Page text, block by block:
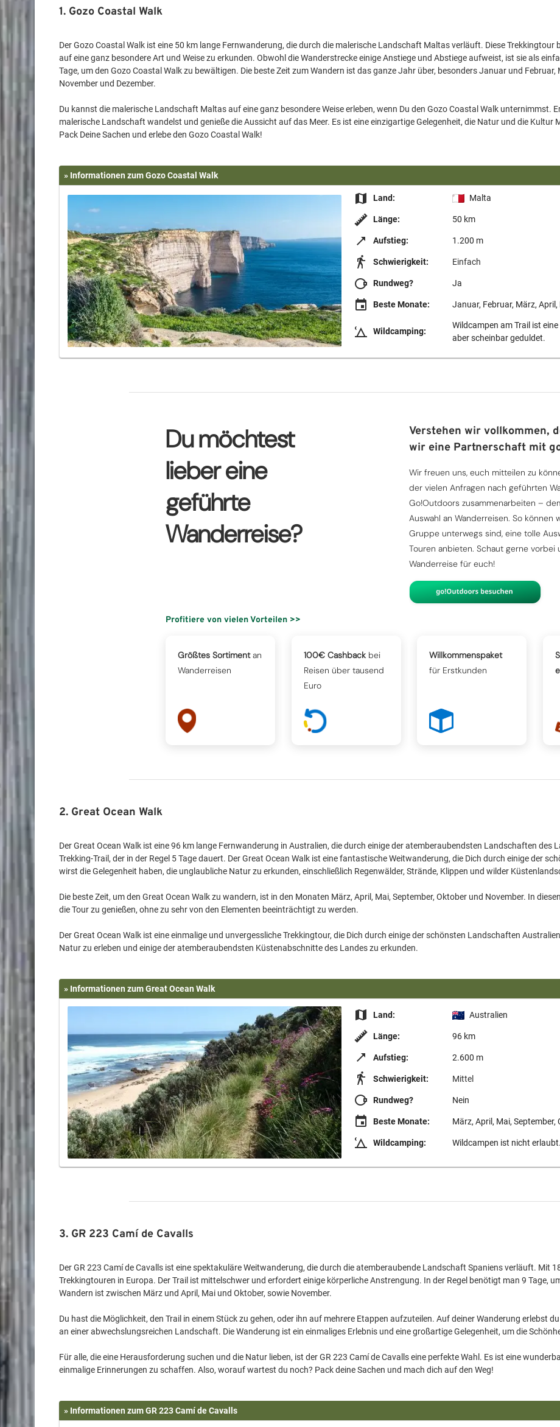
1. Gozo Coastal Walk
Der Gozo Coastal Walk ist eine 50 km lange Fernwanderung, die durch die malerische Landschaft Maltas verläuft. Diese Trekkingtour
auf eine ganz besondere Art und Weise zu erkunden. Obwohl die Wanderstrecke einige Anstiege und Abstiege aufweist, ist sie als
Tage, um den Gozo Coastal Walk zu bewältigen. Die beste Zeit zum Wandern ist das ganze Jahr über, besonders Januar und
November und Dezember.
Du kannst die malerische Landschaft Maltas auf eine ganz besondere Weise erleben, wenn Du den Gozo Coastal Walk unternimmst.
malerische Landschaft wandelst und genieße die Aussicht auf das Meer. Es ist eine einzigartige Gelegenheit, die Natur und die
» Informationen zum Gozo Coastal Walk
Land: Malta
Länge: 50 km
Aufstieg: 1.200 m
Schwierigkeit: Einfach
Rundweg? Ja
Beste Monate: Januar, Februar, März,
Wildcamping:
Wildcampen am Trail ist
aber scheinbar geduldet.
Du möchtest
lieber eine
geführte
Wanderreise?
Verstehen wir vollkommen,
wir eine Partnerschaft mit
Wir freuen uns, euch mitteilen zu
der vielen Anfragen nach geführten
Go!Outdoors zusammenarbeiten –
Auswahl an Wanderreisen. So können
Gruppe unterwegs sind, eine tolle
Touren anbieten. Schaut gerne
Wanderreise für euch!
Profitiere von vielen Vorteilen >>
Größtes Sortimentan
Wanderreisen
100€ Cashbackbei
Reisen über tausend
Euro
Willkommenspaket
für Erstkunden
2. Great Ocean Walk
Der Great Ocean Walk ist eine 96 km lange Fernwanderung in Australien, die durch einige der atemberaubendsten Landschaften des
Trekking-Trail, der in der Regel 5 Tage dauert. Der Great Ocean Walk ist eine fantastische Weitwanderung, die Dich durch einige der
wirst die Gelegenheit haben, die unglaubliche Natur zu erkunden, einschließlich Regenwälder, Strände, Klippen und wilder
Die beste Zeit, um den Great Ocean Walk zu wandern, ist in den Monaten März, April, Mai, September, Oktober und November. In
die Tour zu genießen, ohne zu sehr von den Elementen beeinträchtigt zu werden.
Der Great Ocean Walk ist eine einmalige und unvergessliche Trekkingtour, die Dich durch einige der schönsten Landschaften
» Informationen zum Great Ocean Walk
Land: Australien
Länge: 96 km
Aufstieg: 2.600 m
Schwierigkeit: Mittel
Rundweg? Nein
Beste Monate: März, April, Mai, September,
Wildcamping: Wildcampen ist nicht erlaubt.
3. GR 223 Camí de Cavalls
Der GR 223 Camí de Cavalls ist eine spektakuläre Weitwanderung, die durch die atemberaubende Landschaft Spaniens verläuft. Mit
Trekkingtouren in Europa. Der Trail ist mittelschwer und erfordert einige körperliche Anstrengung. In der Regel benötigt man 9 Tage,
Wandern ist zwischen März und April, Mai und Oktober, sowie November.
Du hast die Möglichkeit, den Trail in einem Stück zu gehen, oder ihn auf mehrere Etappen aufzuteilen. Auf deiner Wanderung erlebst
an einer abwechslungsreichen Landschaft. Die Wanderung ist ein einmaliges Erlebnis und eine großartige Gelegenheit, um die
Für alle, die eine Herausforderung suchen und die Natur lieben, ist der GR 223 Camí de Cavalls eine perfekte Wahl. Es ist eine
» Informationen zum GR 223 Camí de Cavalls